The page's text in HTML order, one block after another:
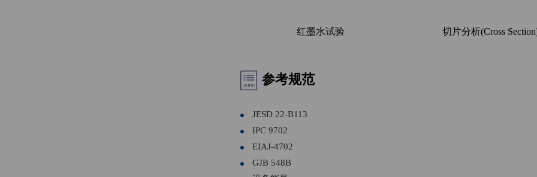
红墨水试验 切片分析(Cross
参考规范
JESD 22-B113
IPC 9702
EIAJ-4702
GJB 548B